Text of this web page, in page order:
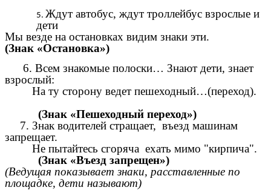
Ждут автобус, ждут троллейбус взрослые и
дети
Мы везде на остановках видим знаки эти.
(Знак «Остановка»)
6. Всем знакомые полоски… Знают дети, знает
взрослый:
На ту сторону ведет пешеходный…(переход).
(Знак «Пешеходный переход»)
7. Знак водителей стращает, въезд машинам
запрещает.
Не пытайтесь сгоряча ехать мимо "кирпича".
(Знак «Въезд запрещен»)
(Ведущая показывает знаки, расставленные по
площадке, дети называют)